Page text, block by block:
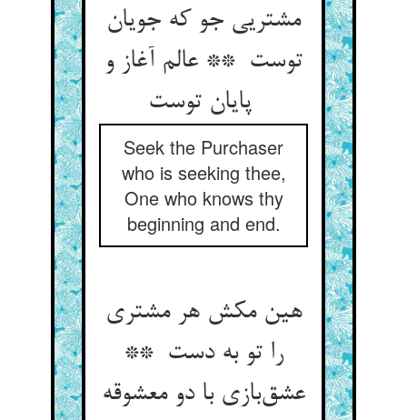
مشتریی جو که جویان
توست ** عالم آغاز و
Seek the Purchaser
who is seeking thee,
One who knows thy
beginning and end.
هین مکش هر مشتری
را تو به دست **
عشق‌بازی با دو معشوقه